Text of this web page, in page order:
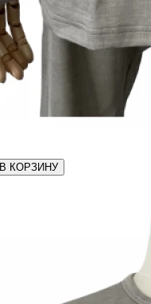
В КОРЗИНУ